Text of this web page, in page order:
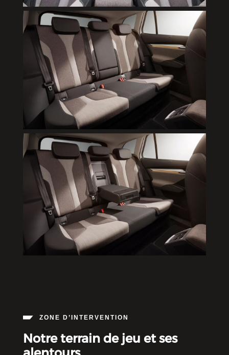
ZONE D’INTERVENTION
Notre terrain de jeu et ses